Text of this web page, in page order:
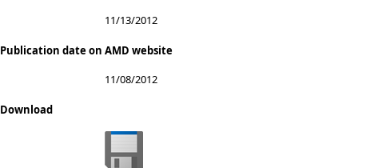
11/13/2012
Publication date on AMD website
11/08/2012
Download